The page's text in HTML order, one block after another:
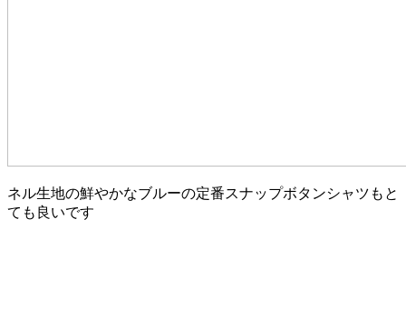
ネル生地の鮮やかなブルーの定番スナップボタンシャツもと
ても良いです